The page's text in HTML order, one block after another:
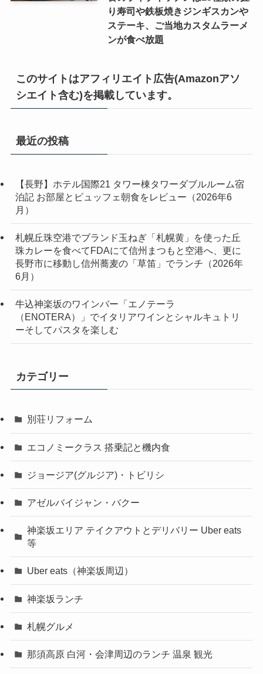
り寿司や鉄板焼きジンギスカンや
ステーキ、ご当地カスタムラーメ
ンが食べ放題
このサイトはアフィリエイト広告(Amazonアソ
シエイト含む)を掲載しています。
最近の投稿
【長野】ホテル国際21 タワー棟タワーダブルルーム宿
泊記 お部屋とビュッフェ朝食をレビュー（2026年6
月）
札幌丘珠空港でブランド玉ねぎ「札幌黄」を使った丘
珠カレーを食べてFDAにて信州まつもと空港へ、更に
長野市に移動し信州蕎麦の「草笛」でランチ（2026年
6月）
牛込神楽坂のワインバー「エノテーラ
（ENOTERA）」でイタリアワインとシャルキュトリ
ーそしてパスタを楽しむ
カテゴリー
別荘リフォーム
エコノミークラス 搭乗記と機内食
ジョージア(グルジア)・トビリシ
アゼルバイジャン・バクー
神楽坂エリア テイクアウトとデリバリー Uber eats
等
Uber eats（神楽坂周辺）
神楽坂ランチ
札幌グルメ
那須高原 白河・会津周辺のランチ 温泉 観光